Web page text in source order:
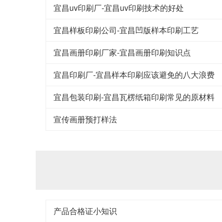
宜昌uv印刷厂-宜昌uv印刷技术的好处
宜昌样板印刷公司-宜昌凹版样本印刷工艺
宜昌画册印刷厂家-宜昌画册印刷知识点
宜昌印刷厂-宜昌样本印刷应该避免的八大浪费
宜昌包装印刷-宜昌瓦楞纸箱印刷常见的原材料
宣传画册预打样法
产品合格证小知识